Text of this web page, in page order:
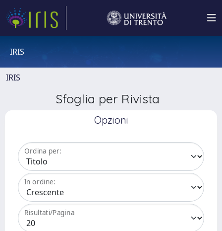
IRIS
IRIS
Sfoglia per Rivista
Opzioni
Ordina per:
In ordine:
Risultati/Pagina